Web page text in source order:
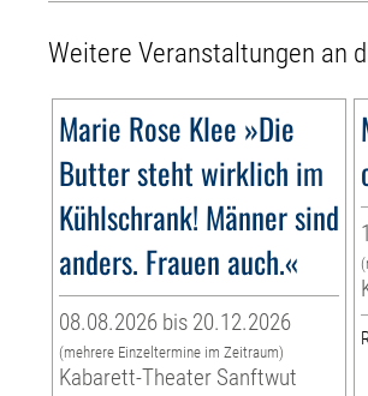
Weitere Veranstaltungen an
Marie Rose Klee »Die
Butter steht wirklich im
Kühlschrank! Männer sind
anders. Frauen auch.«
08.08.2026 bis 20.12.2026
(mehrere Einzeltermine im Zeitraum)
Kabarett-Theater Sanftwut